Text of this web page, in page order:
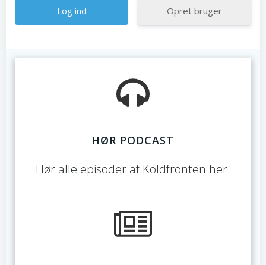
Opret bruger
HØR PODCAST
Hør alle episoder af Koldfronten her.